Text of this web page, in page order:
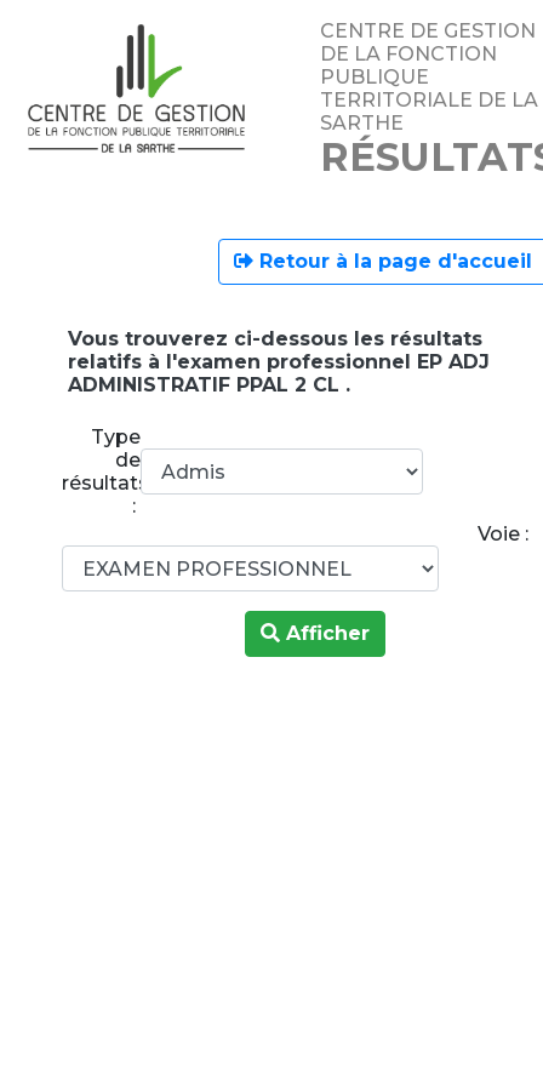
CENTRE DE GESTION
DE LA FONCTION
PUBLIQUE
TERRITORIALE DE LA
SARTHE
Retour à la page d'accueil
Vous trouverez ci-dessous les résultats
relatifs à l'examen professionnel EP ADJ
ADMINISTRATIF PPAL 2 CL .
Type
de
résultats
:
Voie :
Afficher